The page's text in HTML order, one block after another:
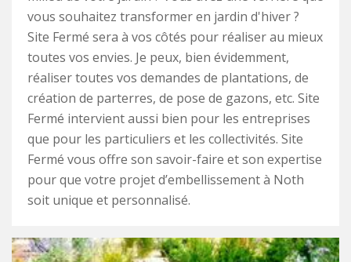
vous souhaitez transformer en jardin d'hiver ?
Site Fermé sera à vos côtés pour réaliser au mieux
toutes vos envies. Je peux, bien évidemment,
réaliser toutes vos demandes de plantations, de
création de parterres, de pose de gazons, etc. Site
Fermé intervient aussi bien pour les entreprises
que pour les particuliers et les collectivités. Site
Fermé vous offre son savoir-faire et son expertise
pour que votre projet d’embellissement à Noth
soit unique et personnalisé.